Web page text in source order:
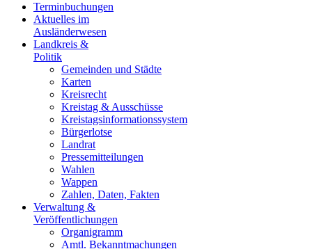
Terminbuchungen
Aktuelles im
Ausländerwesen
Landkreis &
Politik
Gemeinden und Städte
Karten
Kreisrecht
Kreistag & Ausschüsse
Kreistagsinformationssystem
Bürgerlotse
Landrat
Pressemitteilungen
Wahlen
Wappen
Zahlen, Daten, Fakten
Verwaltung &
Veröffentlichungen
Organigramm
Amtl. Bekanntmachungen